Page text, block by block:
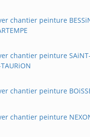
chantier peinture
chantier peinture SAiNT-
TAURiON
chantier peinture
chantier peinture